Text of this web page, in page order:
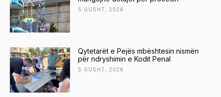
5 GUSHT, 2026
Qytetarët e Pejës mbështesin nismën
për ndryshimin e Kodit Penal
5 GUSHT, 2026